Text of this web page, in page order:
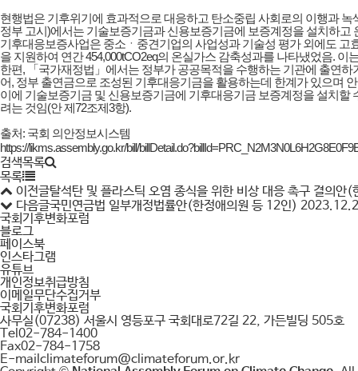
현행법은 기후위기에 효과적으로 대응하고 탄소중립 사회로의 이행과
정부 고시)에서는 기술보증기금과 신용보증기금에 보증계정을 설치하
기후대응보증사업은 중소ㆍ중견기업의 사업성과 기술성 평가 외에도 고
을 지원하여 연간 454,000tCO2eq의 온실가스 감축성과를 나타냈었음.
한편, 「국가재정법」에서는 정부가 공공목적을 수행하는 기관에 출연
어, 정부 출연금으로 조성된 기후대응기금을 활용하는데 한계가 있으며
이에 기술보증기금 및 신용보증기금에 기후대응기금 보증계정을 설치
려는 것임(안 제72조제3항).
출처: 국회 의안정보시스템
https://likms.assembly.go.kr/bill/
검색목록
목록
이전글탈석탄 및 플라스틱 오염 종식을 위한 비상 대응 촉구 결의안
다음글국민연금법 일부개정법률안(한정애의원 등 12인)
국회기후변화포럼
블로그
페이스북
인스타그램
유튜브
개인정보취급방침
이메일무단수집거부
국회기후변화포럼
사무실(07238) 서울시 영등포구 국회대로72길 22, 가든빌딩 505호
Tel02-784-1400
Fax02-784-1758
E-mailclimateforum@climateforum.or.kr